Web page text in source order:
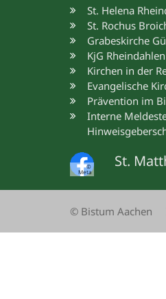
St. Helena
St. Rochus
Grabeskirche
KjG Rheindahlen
Kirchen in der
Evangelische
Prävention im
Interne
©
Meta
St.
© Bistum Aachen